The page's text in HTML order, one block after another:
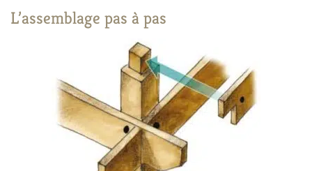
Compléments
Actualités
Vidéos et podcasts
Conseils vidéo des4 saisons
L’assemblage pas à pas